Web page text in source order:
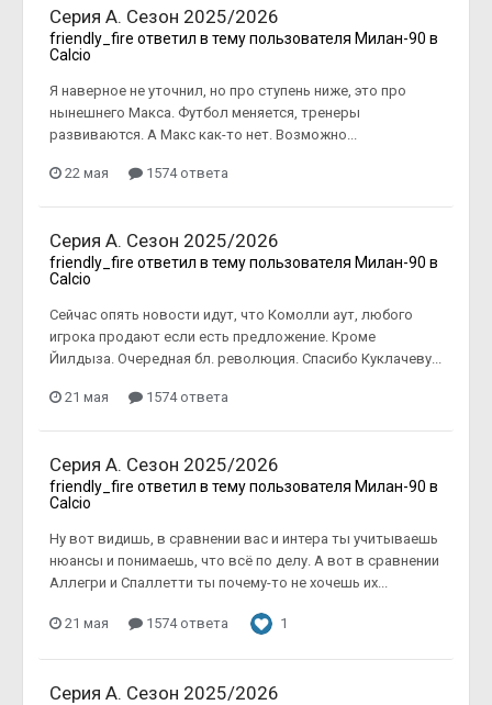
Серия А. Сезон 2025/2026
friendly_fire ответил в тему пользователя Милан-90 в
Calcio
Я наверное не уточнил, но про ступень ниже, это про
нынешнего Макса. Футбол меняется, тренеры
развиваются. А Макс как-то нет. Возможно...
22 мая 1574 ответа
Серия А. Сезон 2025/2026
friendly_fire ответил в тему пользователя Милан-90 в
Calcio
Сейчас опять новости идут, что Комолли аут, любого
игрока продают если есть предложение. Кроме
Йилдыза. Очередная бл. революция. Спасибо Куклачеву...
21 мая 1574 ответа
Серия А. Сезон 2025/2026
friendly_fire ответил в тему пользователя Милан-90 в
Calcio
Ну вот видишь, в сравнении вас и интера ты учитываешь
нюансы и понимаешь, что всё по делу. А вот в сравнении
Аллегри и Спаллетти ты почему-то не хочешь их...
21 мая 1574 ответа 1
Серия А. Сезон 2025/2026